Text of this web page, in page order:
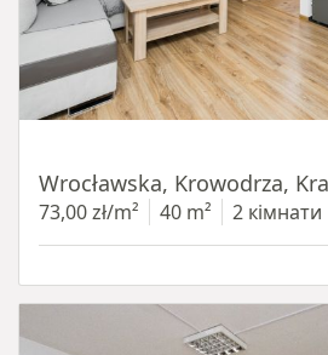
Wrocławska, Krowodrza,
73,00 zł/m² 40 m² 2 кімнати